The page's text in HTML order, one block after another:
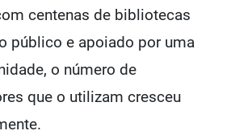
centenas de bibliotecas
público e apoiado por uma
o número de
que o utilizam cresceu